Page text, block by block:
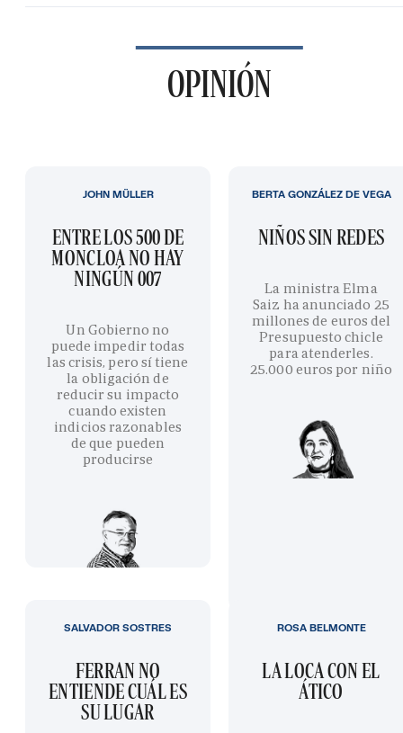
OPINIÓN
ENTRE LOS 500 DE
MONCLOA NO HAY
NINGÚN 007
Un Gobierno no
puede impedir todas
las crisis, pero sí tiene
la obligación de
reducir su impacto
cuando existen
indicios razonables
de que pueden
producirse
JOHN MÜLLER
NIÑOS SIN REDES
La ministra Elma
Saiz ha anunciado 25
millones de euros del
Presupuesto chicle
para atenderles.
25.000 euros por niño
BERTA GONZÁLEZ DE VEGA
FERRAN NO
ENTIENDE CUÁL ES
SU LUGAR
SALVADOR SOSTRES
LA LOCA CON EL
ÁTICO
ROSA BELMONTE